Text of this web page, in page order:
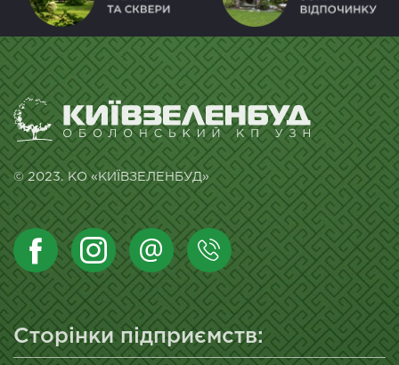
© 2023. КО «КИЇВЗЕЛЕНБУД»
Сторінки підприємств: